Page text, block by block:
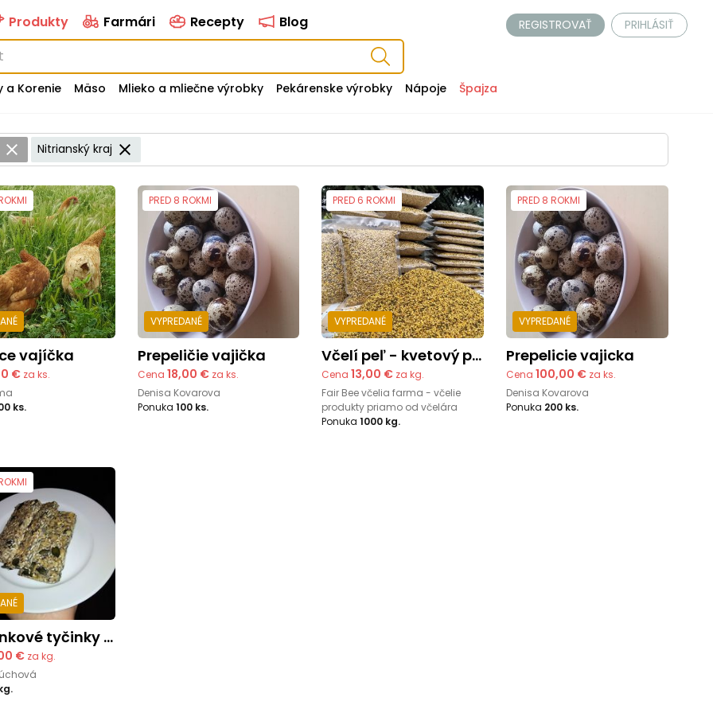
Produkty Farmári Recepty Blog REGISTROVAŤ PRIHLÁSIŤ
a Korenie Mäso Mlieko a mliečne výrobky Pekárenske výrobky Nápoje Špajza
Nitrianský kraj
vajíčka
€za ks.
ks.
PRED 8 ROKMI
VYPREDANÉ
Prepeličie vajička
Cena 18,00 €za ks.
Denisa Kovarova
Ponuka 100 ks.
PRED 6 ROKMI
VYPREDANÉ
Včelí peľ - kvetový peľ priamo od včelára
Cena13,00 € za kg.
Fair Bee včelia farma - včelie
produkty priamo od včelára
Ponuka1000 kg.
PRED 8 ROKMI
VYPREDANÉ
Prepelicie vajicka
Cena100,00 € za ks.
Denisa Kovarova
Ponuka 200 ks.
tyčinky s chia
€za kg.